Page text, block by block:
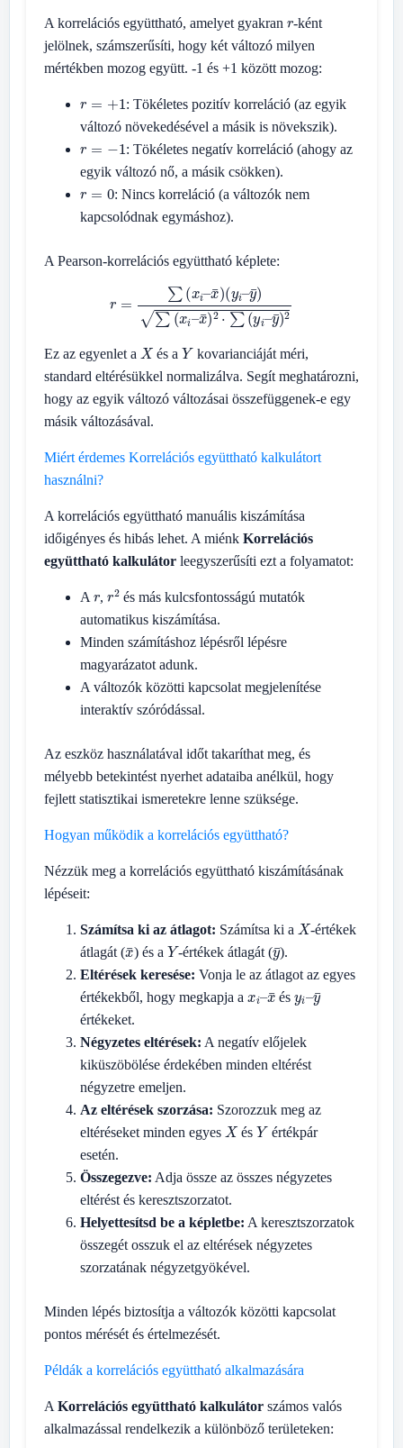
A korrelációs együttható, amelyet gyakran
-ként
jelölnek, számszerűsíti, hogy két változó milyen
mértékben mozog együtt. -1 és +1 között mozog:
: Tökéletes pozitív korreláció (az egyik
változó növekedésével a másik is növekszik).
: Tökéletes negatív korreláció (ahogy az
egyik változó nő, a másik csökken).
: Nincs korreláció (a változók nem
kapcsolódnak egymáshoz).
A Pearson-korrelációs együttható képlete:
–y¯)∑ xi–x¯ )2⋅
Ez az egyenlet a X és aYkovarianciáját méri,
standard eltérésükkel normalizálva. Segít meghatározni,
hogy az egyik változó változásai összefüggenek-e egy
másik változásával.
Miért érdemes Korrelációs együttható kalkulátort
használni?
A korrelációs együttható manuális kiszámítása
időigényes és hibás lehet. A miénk Korrelációs
együttható kalkulátor leegyszerűsíti ezt a folyamatot:
A , 2és más kulcsfontosságú mutatók
automatikus kiszámítása.
Minden számításhoz lépésről lépésre
magyarázatot adunk.
A változók közötti kapcsolat megjelenítése
interaktív szóródással.
Az eszköz használatával időt takaríthat meg, és
mélyebb betekintést nyerhet adataiba anélkül, hogy
fejlett statisztikai ismeretekre lenne szüksége.
Hogyan működik a korrelációs együttható?
Nézzük meg a korrelációs együttható kiszámításának
lépéseit:
Számítsa ki az átlagot: Számítsa ki a X-értékek
átlagát ( ¯) és a Y-értékek átlagát ( y¯).
Eltérések keresése: Vonja le az átlagot az egyes
értékekből, hogy megkapja a
és
értékeket.
Négyzetes eltérések: A negatív előjelek
kiküszöbölése érdekében minden eltérést
négyzetre emeljen.
Az eltérések szorzása: Szorozzuk meg az
eltéréseket minden egyes X ésYértékpár
esetén.
Összegezve: Adja össze az összes négyzetes
eltérést és keresztszorzatot.
Helyettesítsd be a képletbe: A keresztszorzatok
összegét osszuk el az eltérések négyzetes
szorzatának négyzetgyökével.
Minden lépés biztosítja a változók közötti kapcsolat
pontos mérését és értelmezését.
Példák a korrelációs együttható alkalmazására
A Korrelációs együttható kalkulátor számos valós
alkalmazással rendelkezik a különböző területeken: